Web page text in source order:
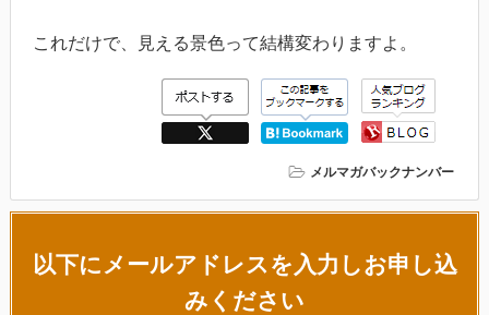
これだけで、見える景色って結構変わりますよ。
メルマガバックナンバー
以下にメールアドレスを入力しお申し込
みください